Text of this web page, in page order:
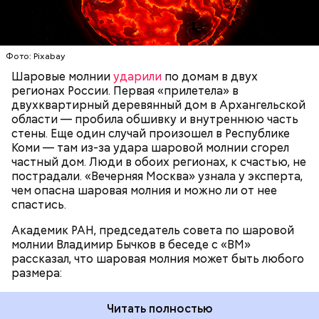
Фото: Pixabay
Шаровые молнииударили по домам в двух
регионах России. Первая «прилетела» в
двухквартирный деревянный дом в Архангельской
области — пробила обшивку и внутреннюю часть
стены. Еще один случай произошел в Республике
Коми — там из-за удара шаровой молнии сгорел
частный дом. Люди в обоих регионах, к счастью, не
пострадали. «Вечерняя Москва» узнала у эксперта,
чем опасна шаровая молния и можно ли от нее
спастись.
Академик РАН, председатель совета по шаровой
молнии Владимир Бычков в беседе с «ВМ»
рассказал, что шаровая молния может быть любого
размера:
доходить до нескольких метров. Шаровая молния
проходит и через стекла, даже часто не оставляя
следов. Она как капля стекает, растекается. Может
и в окно влезть, причем в двухметровое.
Сжимается, как воздушный шар, и проходит.
Читать полностью
УЧЕНЫЕ МОЛНИИ ПОГОДА
По его словам, солдаты не знали о масштабах
трагедии. Подобных аварий раньше не случалось.
Поэтому он не испытывал страха.